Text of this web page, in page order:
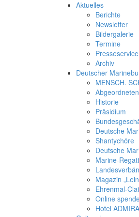
Aktuelles
Berichte
Newsletter
Bildergalerie
Termine
Presseservice
Archiv
Deutscher
MENSCH.
Historie
Präsidium
Deutsche
Shantychöre
Deutsche
Marine-
Magazin
Ehrenmal-
Online
Hotel